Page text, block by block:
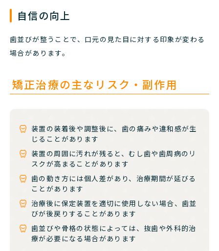
自信の向上
歯並びが整うことで、口元の見た目に対する印象が変わる
場合があります。
矯正治療の主なリスク・副作用
装置の装着後や調整後に、歯の痛みや違和感が生
じることがあります
装置の周囲に汚れが残ると、むし歯や歯周病のリ
スクが高まることがあります
歯の動き方には個人差があり、治療期間が延びる
ことがあります
治療後に保定装置を適切に使用しない場合、歯並
びが後戻りすることがあります
歯並びや骨格の状態によっては、抜歯や外科的治
療が必要になる場合があります